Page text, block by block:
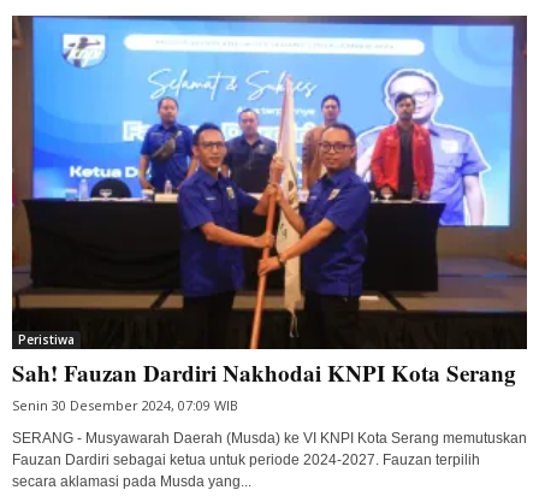
Peristiwa
Sah! Fauzan Dardiri Nakhodai KNPI Kota Serang
Senin 30 Desember 2024, 07:09 WIB
SERANG - Musyawarah Daerah (Musda) ke VI KNPI Kota Serang memutuskan
Fauzan Dardiri sebagai ketua untuk periode 2024-2027. Fauzan terpilih
secara aklamasi pada Musda yang...